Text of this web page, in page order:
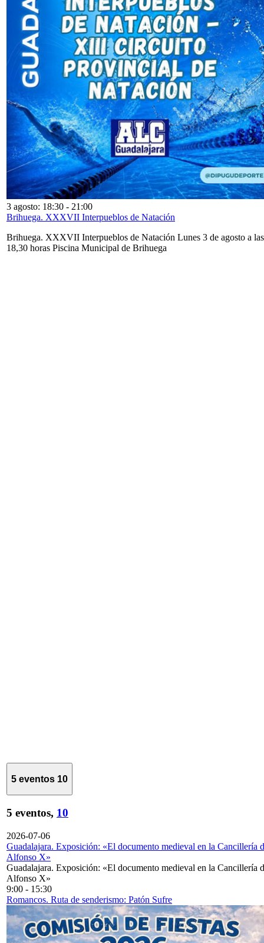
3 agosto: 18:30 - 21:00
Brihuega. XXXVII Interpueblos de Natación
Brihuega. XXXVII Interpueblos de Natación Lunes 3 de agosto a las
18,30 horas Piscina Municipal de Brihuega
5 eventos 10
5 eventos, 10
2026-07-06
Guadalajara. Exposición: «El documento medieval en la Cancillería
Alfonso X»
Guadalajara. Exposición: «El documento medieval en la Cancillería
Alfonso X»
9:00 - 15:30
Romancos. Ruta de senderismo: Patón Sufre